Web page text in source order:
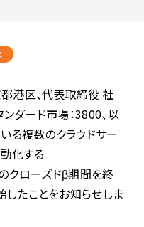
港区、代表取締役 社
ダード市場：3800、以
る複数のクラウドサー
化する
クローズドβ期間を終
たことをお知らせしま